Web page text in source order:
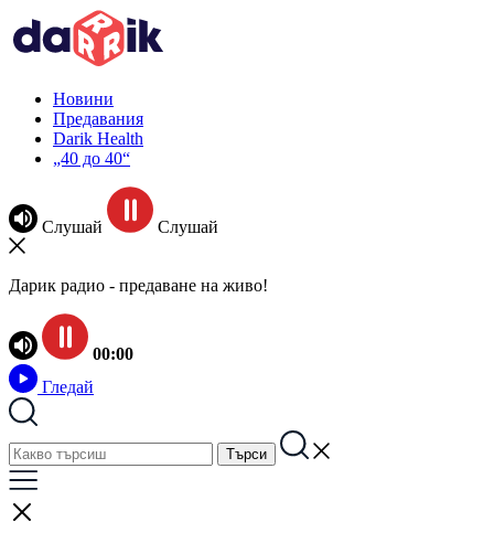
Новини
Предавания
Darik Health
„40 до 40“
Слушай Слушай
Дарик радио - предаване на живо!
00:00
Гледай